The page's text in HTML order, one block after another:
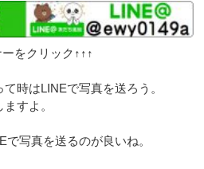
をクリック↑↑↑
時はLINEで写真を送ろう。
すよ。
写真を送るのが良いね。